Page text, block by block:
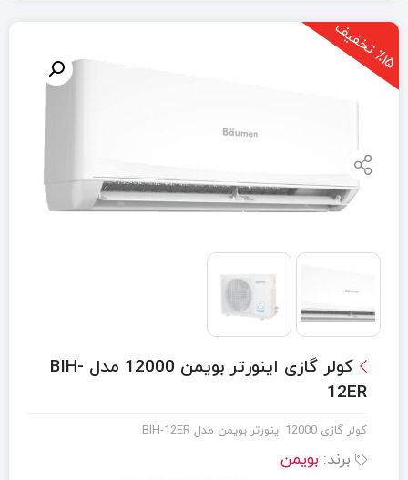
کولر گازی اینورتر بویمن 12000 مدل BIH-
12ER
کولر گازی 12000 اینورتر بویمن مدل BIH-12ER
٪1
5
ت
خ
ف
یف
برند: بویمن